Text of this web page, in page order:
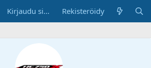
Kirjaudu sisään Rekisteröidy